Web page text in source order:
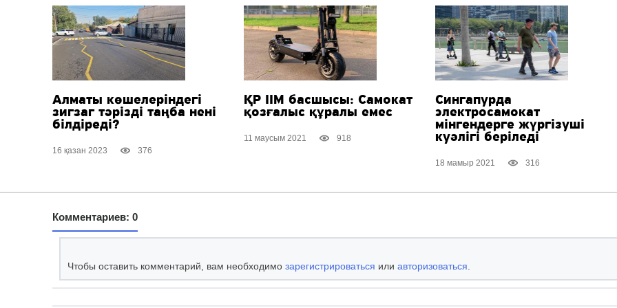
Алматы көшелеріндегі
зигзаг тәрізді таңба нені
білдіреді?
16 қазан 2023 376
ҚР ІІМ басшысы: Самокат
қозғалыс құралы емес
11 маусым 2021 918
Сингапурда
электросамокат
мінгендерге жүргізуші
куәлігі беріледі
18 мамыр 2021 316
Комментариев: 0
Чтобы оставить комментарий, вам необходимо зарегистрироваться или авторизоваться